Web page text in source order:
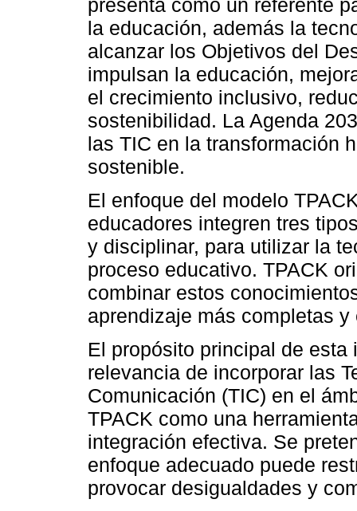
presenta como un referente
la educación, además la
alcanzar los Objetivos del
impulsan la educación,
el crecimiento inclusivo,
sostenibilidad. La Agenda
las TIC en la transformación
sostenible.
El enfoque del modelo
educadores integren tres
y disciplinar, para utilizar la
proceso educativo. TPACK
combinar estos
aprendizaje más completas y
El propósito principal de
relevancia de incorporar las
Comunicación (TIC) en el
TPACK como una
integración efectiva. Se
enfoque adecuado puede
provocar desigualdades y